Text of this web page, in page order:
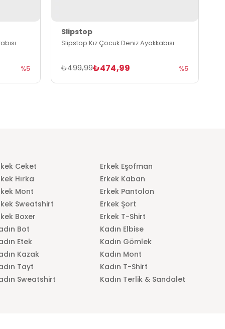
%5
Slipstop
Slipstop Kız Çocuk Deniz Ayakkabısı
₺474,99
₺499,99 %5
Ceket
Erkek Eşofman
Hırka
Erkek Kaban
Mont
Erkek Pantolon
Sweatshirt
Erkek Şort
Boxer
Erkek T-Shirt
Bot
Kadın Elbise
Etek
Kadın Gömlek
Kazak
Kadın Mont
Tayt
Kadın T-Shirt
Sweatshirt Kadın Terlik & Sandalet